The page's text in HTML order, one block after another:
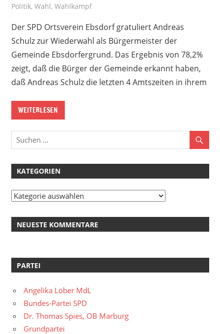
Politik, Wahl, Wahlkampf
Der SPD Ortsverein Ebsdorf gratuliert Andreas
Schulz zur Wiederwahl als Bürgermeister der
Gemeinde Ebsdorfergrund. Das Ergebnis von 78,2%
zeigt, daß die Bürger der Gemeinde erkannt haben,
daß Andreas Schulz die letzten 4 Amtszeiten in ihrem
WEITERLESEN
KATEGORIEN
Kategorien
NEUESTE KOMMENTARE
PARTEI
Angelika Löber MdL
Bundes-Partei SPD
Dr. Thomas Spies, OB Marburg
Grundpartei